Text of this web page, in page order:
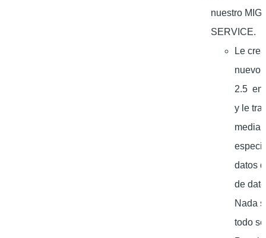
nuestro
SERVICE.
Le
nuevo
2.5 en
y le
datos
de
Nada
todo